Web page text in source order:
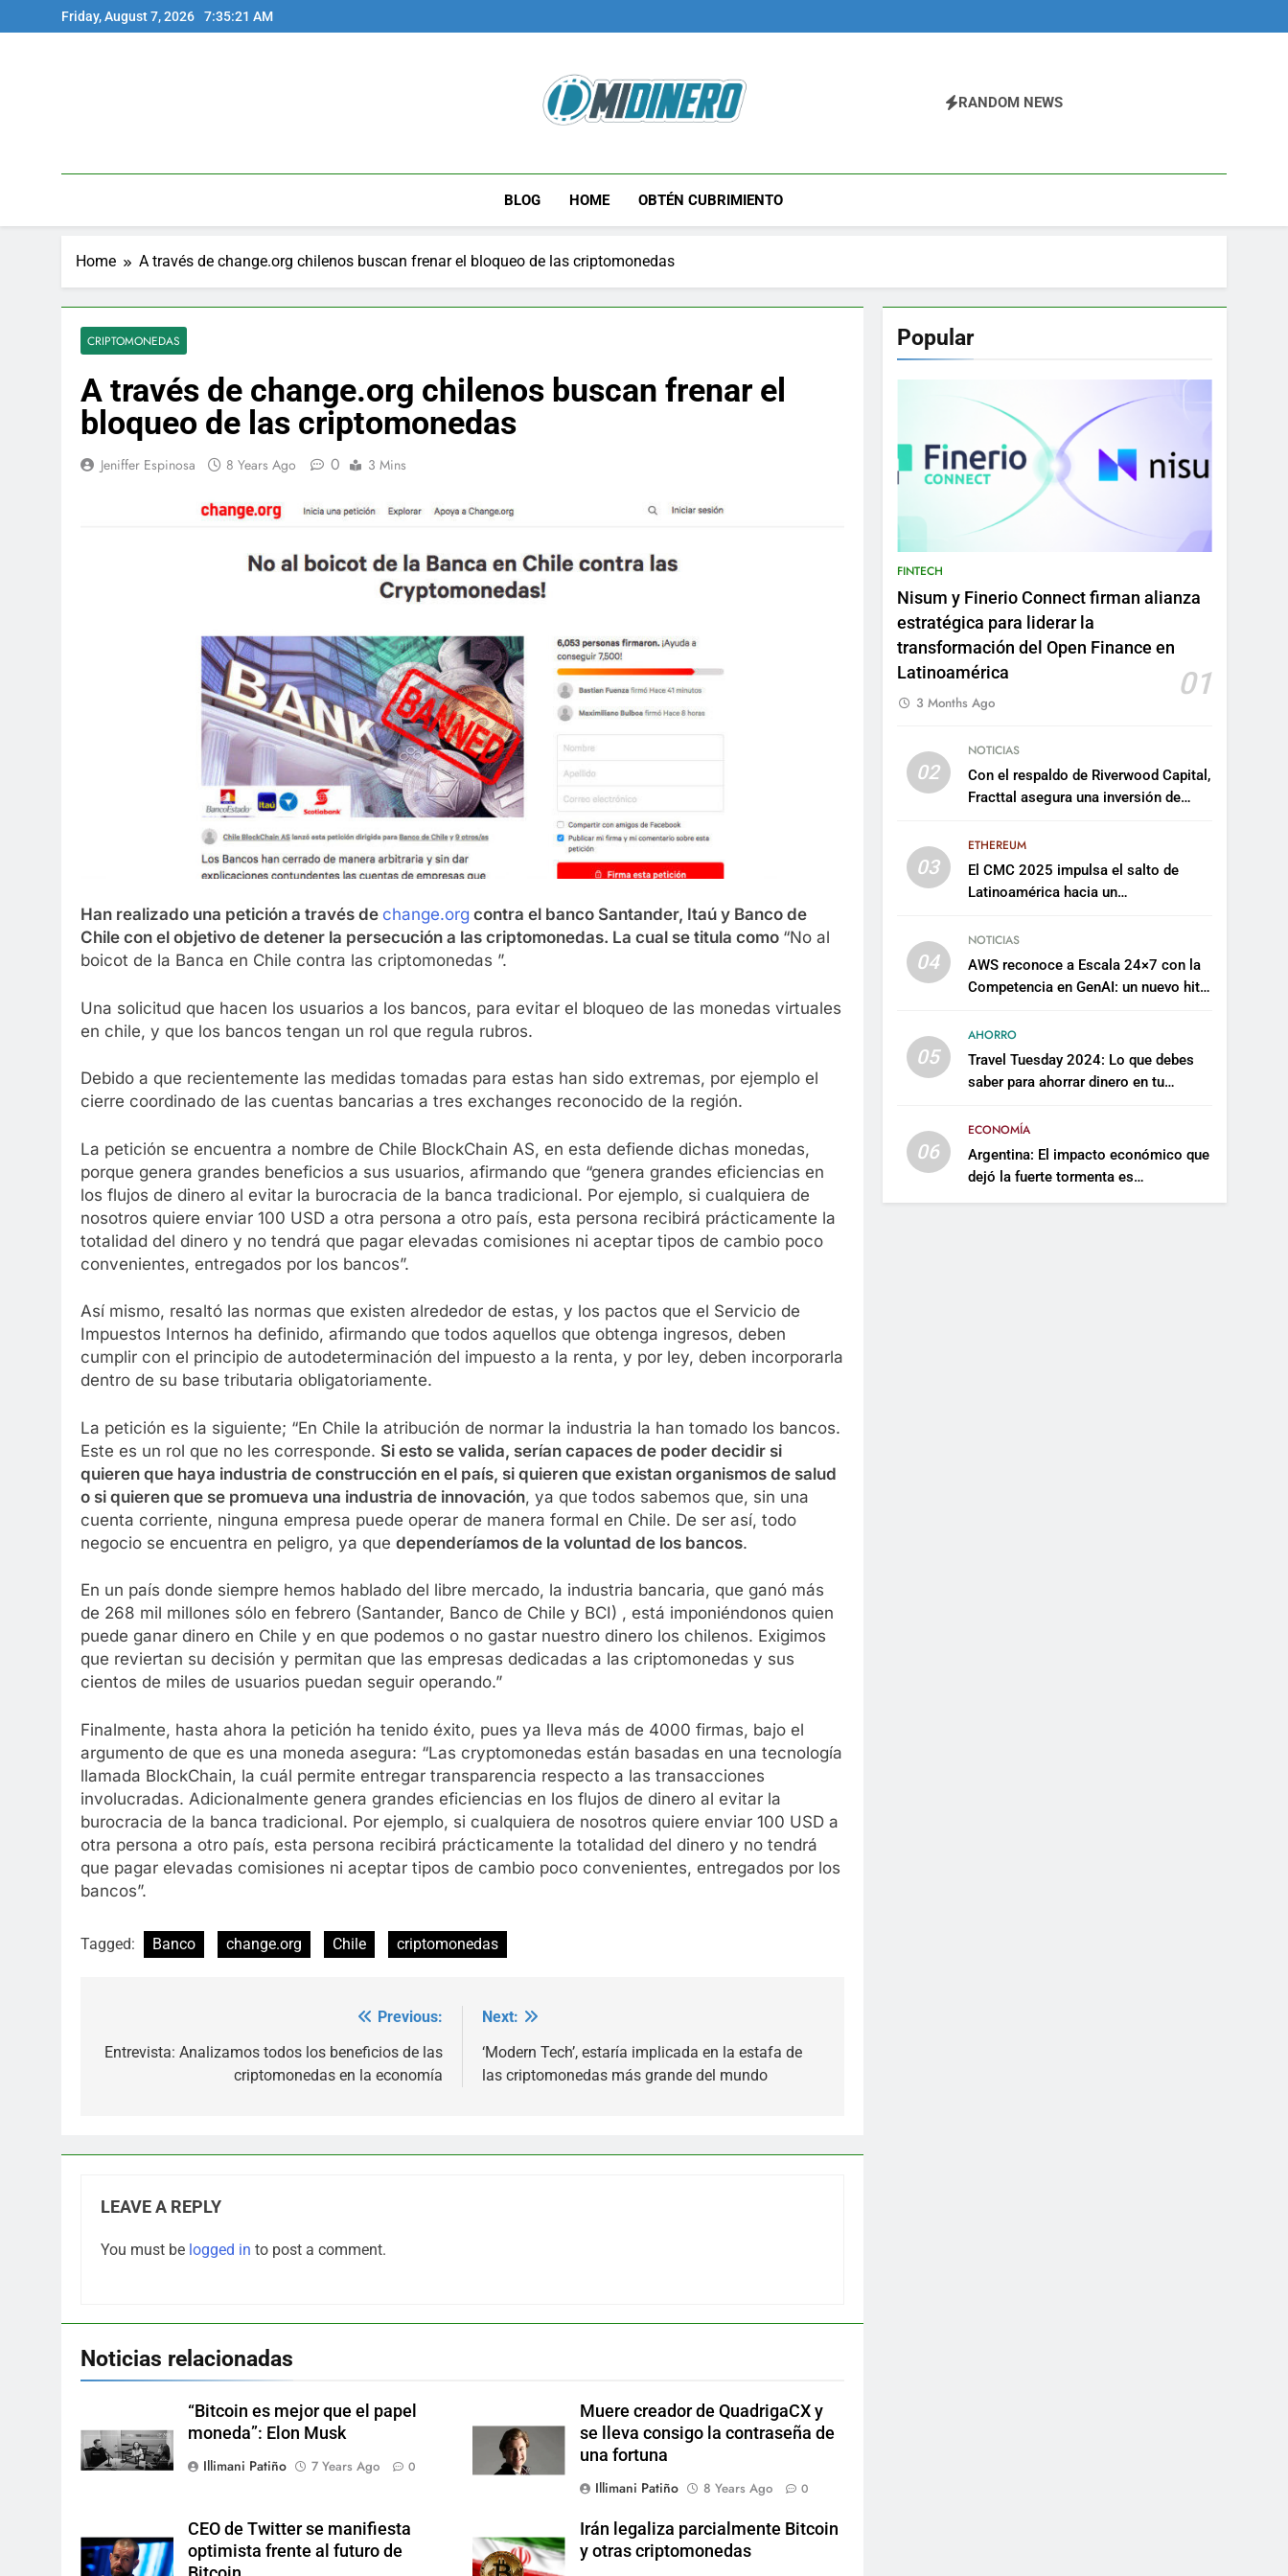
to
Friday, August 7, 2026 7:35:21 AM
Midinero.co
RANDOM NEWS
BLOG HOME OBTÉN CUBRIMIENTO
Home A través de change.org chilenos buscan frenar el bloqueo de las criptomonedas
CRIPTOMONEDAS
A través de change.org chilenos buscan frenar el
bloqueo de las criptomonedas
Jeniffer Espinosa 8 Years Ago 0 3 Mins
Han realizado una petición a través de change.org contra el banco Santander, Itaú y Banco de
Chile con el objetivo de detener la persecución a las criptomonedas. La cual se titula como “No al
boicot de la Banca en Chile contra las criptomonedas ”.
Una solicitud que hacen los usuarios a los bancos, para evitar el bloqueo de las monedas virtuales
en chile, y que los bancos tengan un rol que regula rubros.
Debido a que recientemente las medidas tomadas para estas han sido extremas, por ejemplo el
cierre coordinado de las cuentas bancarias a tres exchanges reconocido de la región.
La petición se encuentra a nombre de Chile BlockChain AS, en esta defiende dichas monedas,
porque genera grandes beneficios a sus usuarios, afirmando que “genera grandes eficiencias en
los flujos de dinero al evitar la burocracia de la banca tradicional. Por ejemplo, si cualquiera de
nosotros quiere enviar 100 USD a otra persona a otro país, esta persona recibirá prácticamente la
totalidad del dinero y no tendrá que pagar elevadas comisiones ni aceptar tipos de cambio poco
convenientes, entregados por los bancos”.
Así mismo, resaltó las normas que existen alrededor de estas, y los pactos que el Servicio de
Impuestos Internos ha definido, afirmando que todos aquellos que obtenga ingresos, deben
cumplir con el principio de autodeterminación del impuesto a la renta, y por ley, deben incorporarla
dentro de su base tributaria obligatoriamente.
La petición es la siguiente; “En Chile la atribución de normar la industria la han tomado los bancos.
Este es un rol que no les corresponde. Si esto se valida, serían capaces de poder decidir si
quieren que haya industria de construcción en el país, si quieren que existan organismos de salud
o si quieren que se promueva una industria de innovación, ya que todos sabemos que, sin una
cuenta corriente, ninguna empresa puede operar de manera formal en Chile. De ser así, todo
negocio se encuentra en peligro, ya que dependeríamos de la voluntad de los bancos.
En un país donde siempre hemos hablado del libre mercado, la industria bancaria, que ganó más
de 268 mil millones sólo en febrero (Santander, Banco de Chile y BCI) , está imponiéndonos quien
puede ganar dinero en Chile y en que podemos o no gastar nuestro dinero los chilenos. Exigimos
que reviertan su decisión y permitan que las empresas dedicadas a las criptomonedas y sus
cientos de miles de usuarios puedan seguir operando.”
Finalmente, hasta ahora la petición ha tenido éxito, pues ya lleva más de 4000 firmas, bajo el
argumento de que es una moneda asegura: “Las cryptomonedas están basadas en una tecnología
llamada BlockChain, la cuál permite entregar transparencia respecto a las transacciones
involucradas. Adicionalmente genera grandes eficiencias en los flujos de dinero al evitar la
burocracia de la banca tradicional. Por ejemplo, si cualquiera de nosotros quiere enviar 100 USD a
otra persona a otro país, esta persona recibirá prácticamente la totalidad del dinero y no tendrá
que pagar elevadas comisiones ni aceptar tipos de cambio poco convenientes, entregados por los
bancos”.
Tagged: Banco change.org Chile criptomonedas
navigation
Previous:
Entrevista: Analizamos todos los beneficios de las
criptomonedas en la economía
Next:
‘Modern Tech’, estaría implicada en la estafa de
las criptomonedas más grande del mundo
LEAVE A REPLY
You must be logged in to post a comment.
Noticias relacionadas
“Bitcoin es mejor que el papel
moneda”: Elon Musk
Illimani Patiño
7 Years Ago 0
Muere creador de QuadrigaCX y
se lleva consigo la contraseña de
una fortuna
Illimani Patiño
8 Years Ago 0
CEO de Twitter se manifiesta
optimista frente al futuro de
Irán legaliza parcialmente Bitcoin
y otras criptomonedas
Popular
FINTECH
Nisum y Finerio Connect firman alianza
estratégica para liderar la
transformación del Open Finance en
Latinoamérica
01
3 Months Ago
02
NOTICIAS
Con el respaldo de Riverwood Capital,
Fracttal asegura una inversión de
plataforma
03
ETHEREUM
El CMC 2025 impulsa el salto de
Latinoamérica hacia un
sostenible
04
NOTICIAS
AWS reconoce a Escala 24×7 con la
Competencia en GenAI: un nuevo hito
artificial empresarial
05
AHORRO
Travel Tuesday 2024: Lo que debes
saber para ahorrar dinero en tu
06
ECONOMÍA
Argentina: El impacto económico que
dejó la fuerte tormenta es
incalculable